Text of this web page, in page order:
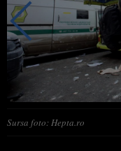
Sursa foto: Hepta.ro